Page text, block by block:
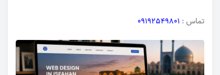
تماس : 09192549801